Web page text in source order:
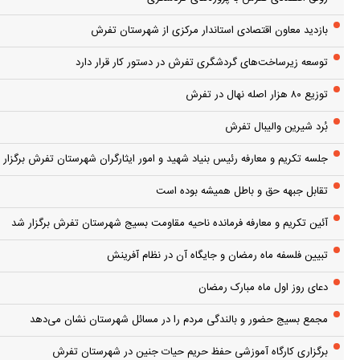
بازدید معاون اقتصادی استاندار مرکزی از شهرستان تفرش
توسعه زیرساخت‌های گردشگری تفرش در دستور کار قرار دارد
توزیع ۸۰ هزار اصله نهال در تفرش
بُرد شیرین والیبال تفرش
جلسه تکریم و معارفه رئیس بنیاد شهید و امور ایثارگران شهرستان تفرش
تقابل جبهه حق و باطل همیشه بوده است
آئین تکریم و معارفه فرمانده ناحیه مقاومت بسیج شهرستان تفرش برگزار شد
تبیین فلسفه ماه رمضان و جایگاه آن در نظام آفرینش
دعای روز اول ماه مبارک رمضان
مجمع بسیج حضور و بالندگی مردم را در مسائل شهرستان نشان می‌دهد
برگزاری کارگاه آموزشی حفظ حریم حیات جنین در شهرستان تفرش